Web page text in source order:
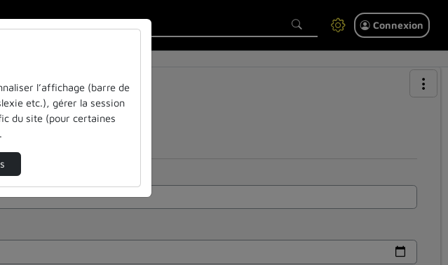
Connexion
l’affichage (barre de
etc.), gérer la session
du site (pour certaines